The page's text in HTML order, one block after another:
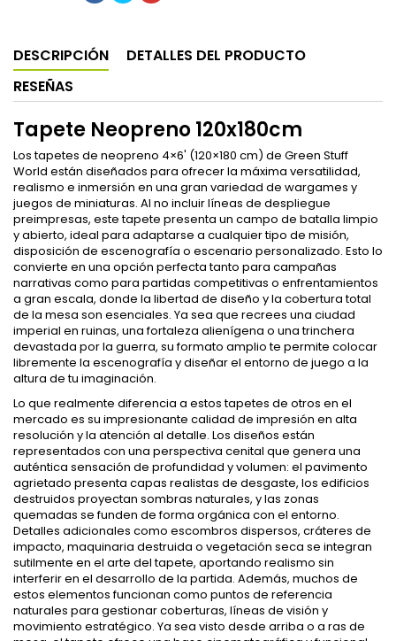
DESCRIPCIÓN
DETALLES DEL PRODUCTO
RESEÑAS
Tapete Neopreno 120x180cm
Los tapetes de neopreno 4×6' (120×180 cm) de Green Stuff
World están diseñados para ofrecer la máxima versatilidad,
realismo e inmersión en una gran variedad de wargames y
juegos de miniaturas. Al no incluir líneas de despliegue
preimpresas, este tapete presenta un campo de batalla limpio
y abierto, ideal para adaptarse a cualquier tipo de misión,
disposición de escenografía o escenario personalizado. Esto lo
convierte en una opción perfecta tanto para campañas
narrativas como para partidas competitivas o enfrentamientos
a gran escala, donde la libertad de diseño y la cobertura total
de la mesa son esenciales. Ya sea que recrees una ciudad
imperial en ruinas, una fortaleza alienígena o una trinchera
devastada por la guerra, su formato amplio te permite colocar
libremente la escenografía y diseñar el entorno de juego a la
altura de tu imaginación.
Lo que realmente diferencia a estos tapetes de otros en el
mercado es su impresionante calidad de impresión en alta
resolución y la atención al detalle. Los diseños están
representados con una perspectiva cenital que genera una
auténtica sensación de profundidad y volumen: el pavimento
agrietado presenta capas realistas de desgaste, los edificios
destruidos proyectan sombras naturales, y las zonas
quemadas se funden de forma orgánica con el entorno.
Detalles adicionales como escombros dispersos, cráteres de
impacto, maquinaria destruida o vegetación seca se integran
sutilmente en el arte del tapete, aportando realismo sin
interferir en el desarrollo de la partida. Además, muchos de
estos elementos funcionan como puntos de referencia
naturales para gestionar coberturas, líneas de visión y
movimiento estratégico. Ya sea visto desde arriba o a ras de